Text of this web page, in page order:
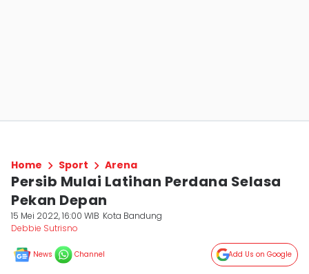
Home Sport Arena
Persib Mulai Latihan Perdana Selasa
Pekan Depan
15 Mei 2022, 16:00 WIB Kota Bandung
Debbie Sutrisno
News Channel Add Us on Google